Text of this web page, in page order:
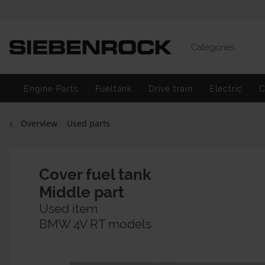
Categories
Engine Parts Fueltank Drive train Electric
Overview Used parts
Cover fuel tank
Middle part
Used item
BMW 4V RT models